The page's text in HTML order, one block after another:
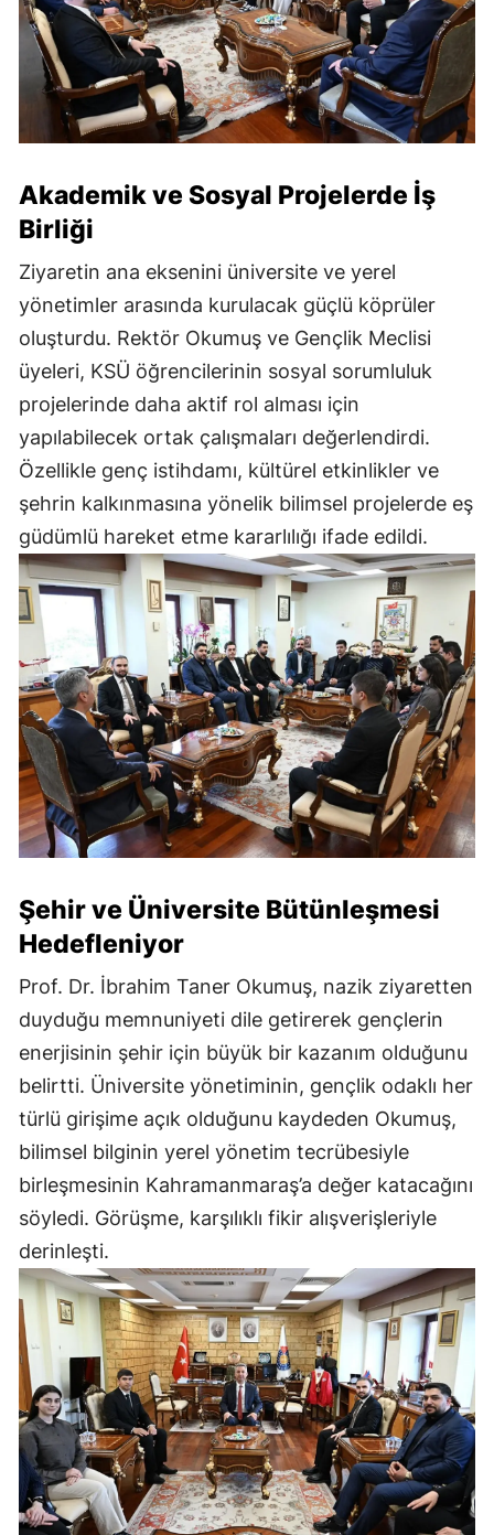
Akademik ve Sosyal Projelerde İş
Birliği
Ziyaretin ana eksenini üniversite ve yerel
yönetimler arasında kurulacak güçlü köprüler
oluşturdu. Rektör Okumuş ve Gençlik Meclisi
üyeleri, KSÜ öğrencilerinin sosyal sorumluluk
projelerinde daha aktif rol alması için
yapılabilecek ortak çalışmaları değerlendirdi.
Özellikle genç istihdamı, kültürel etkinlikler ve
şehrin kalkınmasına yönelik bilimsel projelerde eş
güdümlü hareket etme kararlılığı ifade edildi.
Şehir ve Üniversite Bütünleşmesi
Hedefleniyor
Prof. Dr. İbrahim Taner Okumuş, nazik ziyaretten
duyduğu memnuniyeti dile getirerek gençlerin
enerjisinin şehir için büyük bir kazanım olduğunu
belirtti. Üniversite yönetiminin, gençlik odaklı her
türlü girişime açık olduğunu kaydeden Okumuş,
bilimsel bilginin yerel yönetim tecrübesiyle
birleşmesinin Kahramanmaraş’a değer katacağını
söyledi. Görüşme, karşılıklı fikir alışverişleriyle
derinleşti.